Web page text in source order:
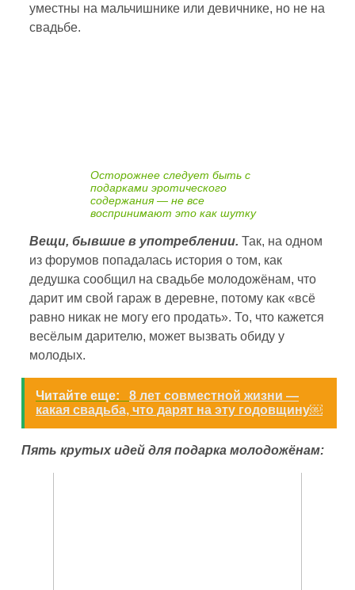
уместны на мальчишнике или девичнике, но не на
свадьбе.
Осторожнее следует быть с
подарками эротического
содержания — не все
воспринимают это как шутку
Вещи, бывшие в употреблении. Так, на одном
из форумов попадалась история о том, как
дедушка сообщил на свадьбе молодожёнам, что
дарит им свой гараж в деревне, потому как «всё
равно никак не могу его продать». То, что кажется
весёлым дарителю, может вызвать обиду у
молодых.
Читайте еще:
8 лет совместной жизни —
какая свадьба, что дарят на эту годовщину￼
Пять крутых идей для подарка молодожёнам: